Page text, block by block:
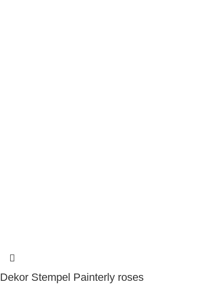
Dekor Stempel Painterly roses